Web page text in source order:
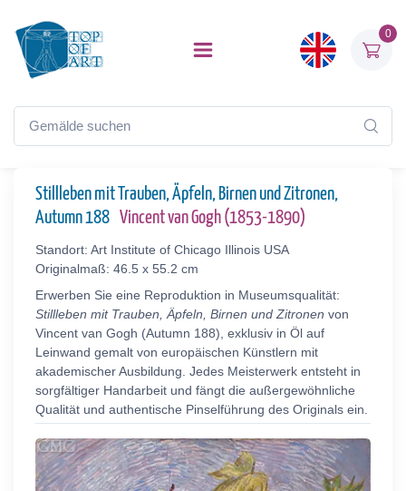
0
Stillleben mit Trauben, Äpfeln, Birnen und Zitronen,
Autumn 188 Vincent van Gogh (1853-1890)
Standort: Art Institute of Chicago Illinois USA
Originalmaß: 46.5 x 55.2 cm
Erwerben Sie eine Reproduktion in Museumsqualität:
Stillleben mit Trauben, Äpfeln, Birnen und Zitronen von
Vincent van Gogh (Autumn 188), exklusiv in Öl auf
Leinwand gemalt von europäischen Künstlern mit
akademischer Ausbildung. Jedes Meisterwerk entsteht in
sorgfältiger Handarbeit und fängt die außergewöhnliche
Qualität und authentische Pinselführung des Originals ein.